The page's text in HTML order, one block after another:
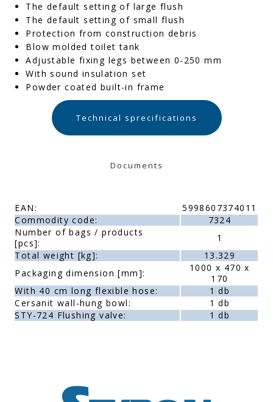
The default setting of large flush
The default setting of small flush
Protection from construction debris
Blow molded toilet tank
Adjustable fixing legs between 0-250 mm
With sound insulation set
Powder coated built-in frame
Technical sprecifications
Documents
EAN:
5998607374011
Commodity code:
7324
Number of bags / products
[pcs]:
1
Total weight [kg]:
13.329
Packaging dimension [mm]:
1000 x 470 x
170
With 40 cm long flexible hose:
1 db
Cersanit wall-hung bowl:
1 db
STY-724 Flushing valve:
1 db